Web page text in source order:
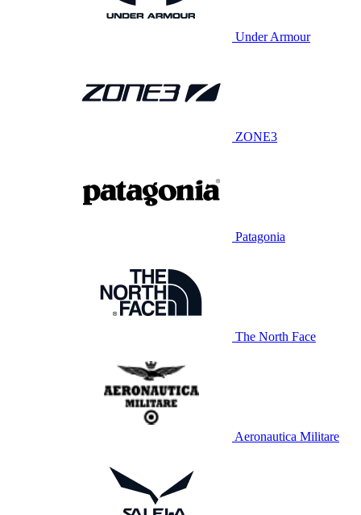
Under Armour
ZONE3
Patagonia
The North Face
Aeronautica Militare